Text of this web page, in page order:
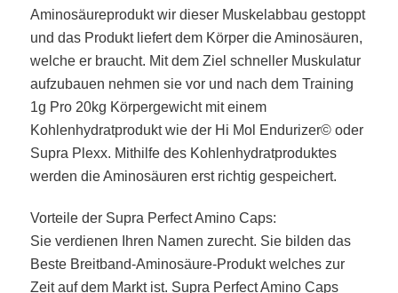
Aminosäureprodukt wir dieser Muskelabbau gestoppt
und das Produkt liefert dem Körper die Aminosäuren,
welche er braucht. Mit dem Ziel schneller Muskulatur
aufzubauen nehmen sie vor und nach dem Training
1g Pro 20kg Körpergewicht mit einem
Kohlenhydratprodukt wie der Hi Mol Endurizer© oder
Supra Plexx. Mithilfe des Kohlenhydratproduktes
werden die Aminosäuren erst richtig gespeichert.
Vorteile der Supra Perfect Amino Caps:
Sie verdienen Ihren Namen zurecht. Sie bilden das
Beste Breitband-Aminosäure-Produkt welches zur
Zeit auf dem Markt ist. Supra Perfect Amino Caps